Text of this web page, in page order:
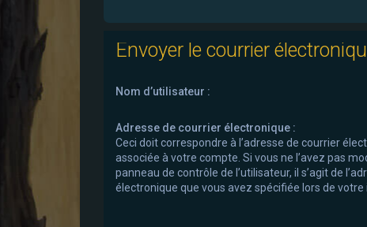
Envoyer le courrier
Nom d’utilisateur :
Adresse de courrier électronique :
Ceci doit correspondre à l’adresse de courrier
associée à votre compte. Si vous ne l’avez pas
panneau de contrôle de l’utilisateur, il s’agit de
électronique que vous avez spécifiée lors de votre